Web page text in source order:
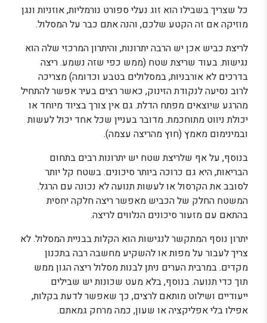
כל שצריך בשבילו הוא זוג נעלי ספורט נורמליות, אוזניות ונגן
מוזיקה אם זה הקטע שלכם, והנה אתם כבר על המסלול.
לריצת כביש אכן יש הרבה יתרונות, והיתרון המרכזי שלה הוא
נגישות. בעוד שריצת שטח (ממש כפי שזה נשמע. ריצה
בדרכים לא אורבניות, במסלולים בטבע וכדומה) מצריכה
לרוב נסיעה לנקודת הזינוק, כאשר רצים בעיר אפשר להתחיל
מהרגע שיוצאים מפתח הדלת. גם אין צורך בציוד מיוחד או
יכולת ניווט מתוחכמת. מדובר בעניין שכל אחד יכול לעשות
ובמינימום מאמץ (חוץ מהריצה עצמה).
בנוסף, על אף שלריצת שטח יש יתרונות רבים בתחום
הבריאות, היא גם כרוכה ביותר סיכונים. בשטח קל יותר
לסובב את הקרסול או לעשות תנועה לא נכונה עם הרגל.
המשטח החלק של הכביש מאפשר ריצה חלקה יחסית
בהתאם עם מזעור סיכונים הנלווים לריצה.
יתרון נוסף המתקשר לנגישות הוא הקלות בבניית המסלול. לא
צריך לעבור על מפות או להשקיע מחשבה רבה בתכנון
מקדים. במרבית הערים ניתן לבנות מסלול ריצה הגון ממש
תוך כדי תנועה. בנוסף, בלא מעט שכונות יש שבילים
ייעודיים ושילוט מותאם לרצים, כך שאפשר לדעת בקלות,
אפילו בלי אפליקציה או שעון, כמה מרחק גמאתם.